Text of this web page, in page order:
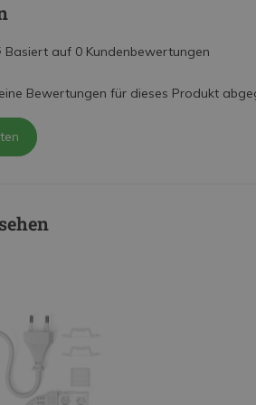
Basiert auf 0 Kundenbewertungen
Bewertungen für dieses Produkt